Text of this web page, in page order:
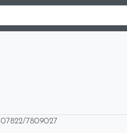
07822/7809027